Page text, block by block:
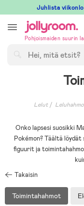
till
innehållet
Juhlista
Pohjoismaiden suurin
Lelut
Onko lapsesi suosikki
Pokémon? Täältä
figuurit ja
Takaisin
Toimintahahmot